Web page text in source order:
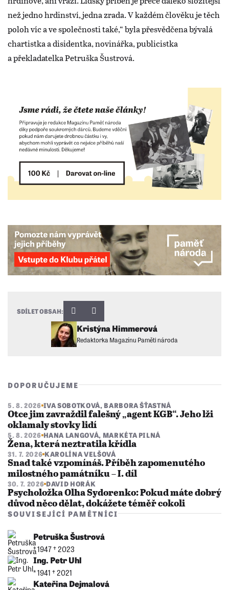
než jedno hrdinství, jedna zrada. V každém člověku je těch
poloh víc a ve společnosti také,“ byla přesvědčena bývalá
chartistka a disidentka, novinářka, publicistka
a překladatelka Petruška Šustrová.
Kristýna Himmerová
Redaktorka Magazínu Paměti národa
SDÍLET OBSAH:
DOPORUČUJEME
5. 8. 2026 IVA SOBOTKOVÁ, BARBORA ŠŤASTNÁ
Otce jim zavraždil falešný „agent KGB“. Jeho lži
oklamaly stovky lidí
5. 8. 2026 HANA LANGOVÁ, MARKÉTA PILNÁ
Žena, která neztratila křídla
31. 7. 2026 KAROLÍNA VELŠOVÁ
Snad také vzpomínáš. Příběh zapomenutého
milostného památníku – I. díl
30. 7. 2026 DAVID HORÁK
Psycholožka Olha Sydorenko: Pokud máte dobrý
důvod něco dělat, dokážete téměř cokoli
SOUVISEJÍCÍ PAMĚTNÍCI
Petruška Šustrová
* 1947 †︎ 2023
Ing. Petr Uhl
* 1941 †︎ 2021
Kateřina Dejmalová